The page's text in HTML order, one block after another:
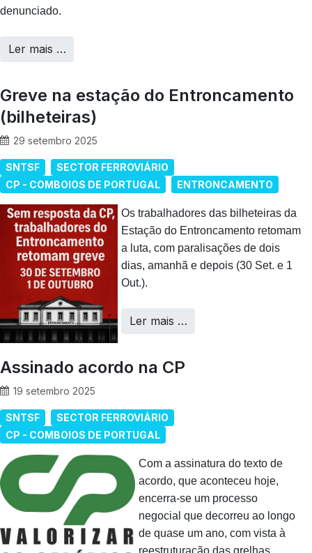
denunciado.
Ler mais …
Greve na estação do Entroncamento
(bilheteiras)
29 setembro 2025
SNTSF
SECTOR FERROVIÁRIO
CP - COMBOIOS DE PORTUGAL
ENTRONCAMENTO
Os trabalhadores das bilheteiras da
Estação do Entroncamento retomam
a luta, com paralisações de dois
dias, amanhã e depois (30 Set. e 1
Out.).
Ler mais …
Assinado acordo na CP
19 setembro 2025
SNTSF
SECTOR FERROVIÁRIO
CP - COMBOIOS DE PORTUGAL
Com a assinatura do texto de
acordo, que aconteceu hoje,
encerra-se um processo
negocial que decorreu ao longo
de quase um ano, com vista à
reestruturação das grelhas